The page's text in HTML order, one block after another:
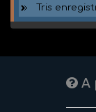
Tris
A